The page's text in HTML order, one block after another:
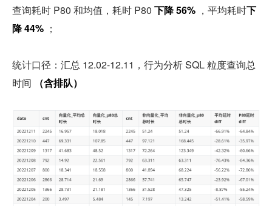
查询耗时 P80 和均值，耗时 P80 下降 56% ，平均耗时下
降 44% ；
统计口径：汇总 12.02-12.11，行为分析 SQL 粒度查询总
时间
（含排队）